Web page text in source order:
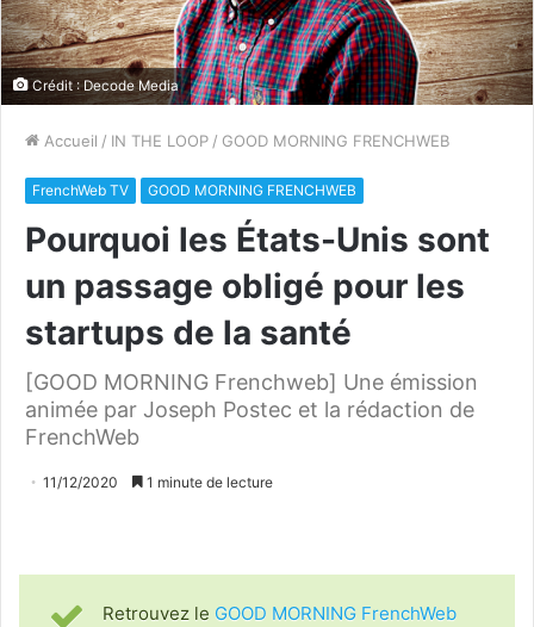
Crédit : Decode Media
Accueil / IN THE LOOP / GOOD MORNING FRENCHWEB
FrenchWeb TV GOOD MORNING FRENCHWEB
Pourquoi les États-Unis sont
un passage obligé pour les
startups de la santé
[GOOD MORNING Frenchweb] Une émission
animée par Joseph Postec et la rédaction de
FrenchWeb
11/12/2020 1 minute de lecture
Retrouvez le GOOD MORNING FrenchWeb